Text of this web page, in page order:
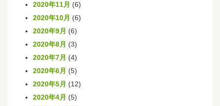
2020年11月 (6)
2020年10月 (6)
2020年9月 (6)
2020年8月 (3)
2020年7月 (4)
2020年6月 (5)
2020年5月 (12)
2020年4月 (5)